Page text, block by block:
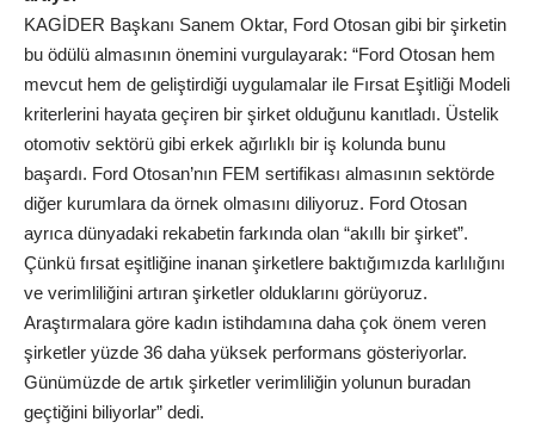
KAGİDER Başkanı Sanem Oktar, Ford Otosan gibi bir şirketin
bu ödülü almasının önemini vurgulayarak: “Ford Otosan hem
mevcut hem de geliştirdiği uygulamalar ile Fırsat Eşitliği Modeli
kriterlerini hayata geçiren bir şirket olduğunu kanıtladı. Üstelik
otomotiv sektörü gibi erkek ağırlıklı bir iş kolunda bunu
başardı. Ford Otosan’nın FEM sertifikası almasının sektörde
diğer kurumlara da örnek olmasını diliyoruz. Ford Otosan
ayrıca dünyadaki rekabetin farkında olan “akıllı bir şirket”.
Çünkü fırsat eşitliğine inanan şirketlere baktığımızda karlılığını
ve verimliliğini artıran şirketler olduklarını görüyoruz.
Araştırmalara göre kadın istihdamına daha çok önem veren
şirketler yüzde 36 daha yüksek performans gösteriyorlar.
Günümüzde de artık şirketler verimliliğin yolunun buradan
geçtiğini biliyorlar” dedi.